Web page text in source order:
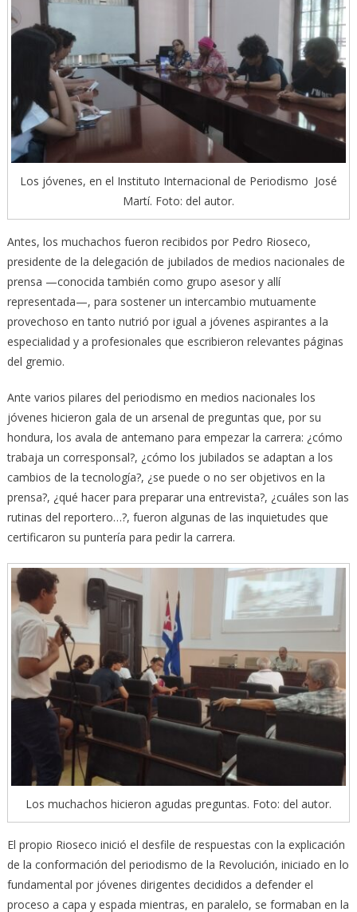
Los jóvenes, en el Instituto Internacional de Periodismo José
Martí. Foto: del autor.
Antes, los muchachos fueron recibidos por Pedro Rioseco,
presidente de la delegación de jubilados de medios nacionales de
prensa —conocida también como grupo asesor y allí
representada—, para sostener un intercambio mutuamente
provechoso en tanto nutrió por igual a jóvenes aspirantes a la
especialidad y a profesionales que escribieron relevantes páginas
del gremio.
Ante varios pilares del periodismo en medios nacionales los
jóvenes hicieron gala de un arsenal de preguntas que, por su
hondura, los avala de antemano para empezar la carrera: ¿cómo
trabaja un corresponsal?, ¿cómo los jubilados se adaptan a los
cambios de la tecnología?, ¿se puede o no ser objetivos en la
prensa?, ¿qué hacer para preparar una entrevista?, ¿cuáles son las
rutinas del reportero…?, fueron algunas de las inquietudes que
certificaron su puntería para pedir la carrera.
Los muchachos hicieron agudas preguntas. Foto: del autor.
El propio Rioseco inició el desfile de respuestas con la explicación
de la conformación del periodismo de la Revolución, iniciado en lo
fundamental por jóvenes dirigentes decididos a defender el
proceso a capa y espada mientras, en paralelo, se formaban en la